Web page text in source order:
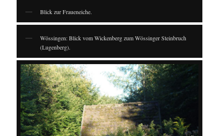
Blick zur Fraueneiche.
Wössingen: Blick vom Wickenberg zum Wössinger Steinbruch
(Lugenberg).